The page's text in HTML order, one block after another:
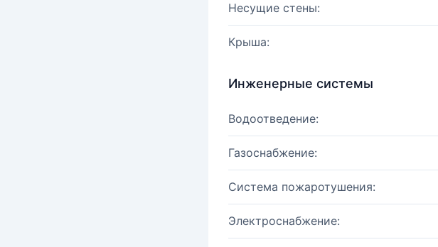
Несущие стены:
Крыша:
Инженерные системы
Водоотведение:
Газоснабжение:
Система пожаротушения:
Электроснабжение: